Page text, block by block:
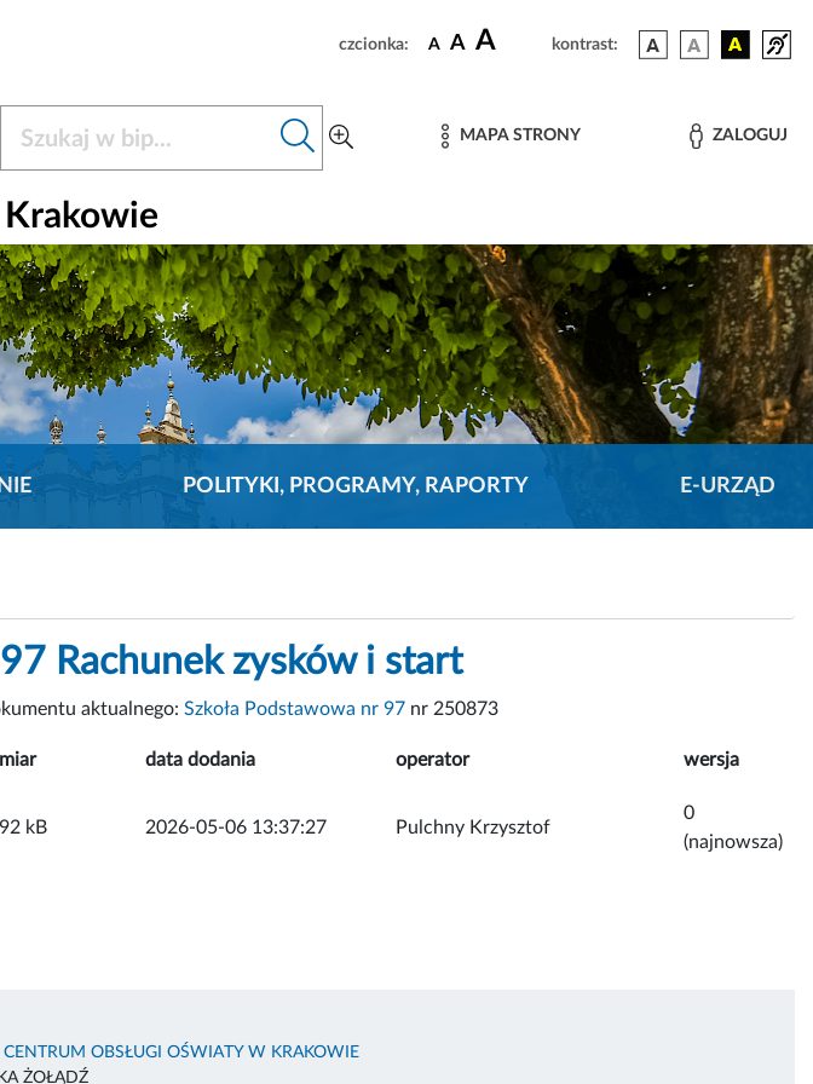
czcionka: A A A kontrast:
MAPA STRONY ZALOGUJ
Krakowie
POLITYKI, PROGRAMY, RAPORTY E-URZĄD
Rachunek zysków i start
aktualnego: Szkoła Podstawowa nr 97 nr 250873
data dodania operator wersja
kB 2026-05-06 13:37:27 Pulchny Krzysztof
0
(najnowsza)
CENTRUM OBSŁUGI OŚWIATY W KRAKOWIE
ŻOŁĄDŹ